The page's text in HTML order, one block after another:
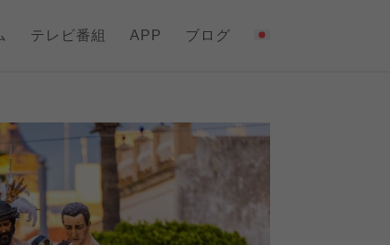
テレビ番組 APP ブログ